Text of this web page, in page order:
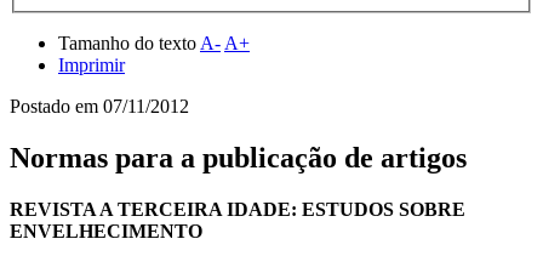
Tamanho do texto A- A+
Imprimir
Postado em 07/11/2012
Normas para a publicação de artigos
REVISTA A TERCEIRA IDADE: ESTUDOS SOBRE
ENVELHECIMENTO